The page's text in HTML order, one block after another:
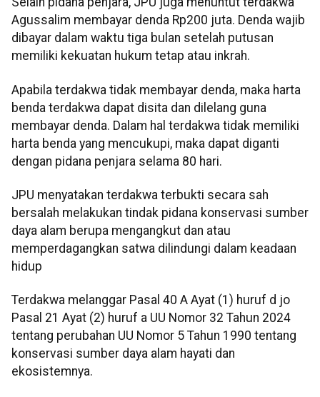
Agussalim membayar denda Rp200 juta. Denda wajib
dibayar dalam waktu tiga bulan setelah putusan
memiliki kekuatan hukum tetap atau inkrah.
Apabila terdakwa tidak membayar denda, maka harta
benda terdakwa dapat disita dan dilelang guna
membayar denda. Dalam hal terdakwa tidak memiliki
harta benda yang mencukupi, maka dapat diganti
dengan pidana penjara selama 80 hari.
JPU menyatakan terdakwa terbukti secara sah
bersalah melakukan tindak pidana konservasi sumber
daya alam berupa mengangkut dan atau
memperdagangkan satwa dilindungi dalam keadaan
hidup
Terdakwa melanggar Pasal 40 A Ayat (1) huruf d jo
Pasal 21 Ayat (2) huruf a UU Nomor 32 Tahun 2024
tentang perubahan UU Nomor 5 Tahun 1990 tentang
konservasi sumber daya alam hayati dan
ekosistemnya.